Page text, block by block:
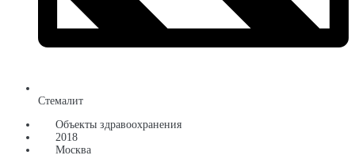
Стемалит
Объекты здравоохранения
2018
Москва